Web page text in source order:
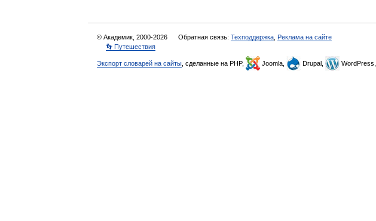
© Академик, 2000-2026 Обратная связь: Техподдержка Реклама на сайте
👣 Путешествия
Экспорт словарей на сайты , сделанные на PHP, Joomla, Drupal,